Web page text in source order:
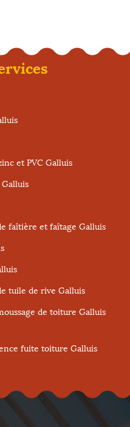
et PVC Galluis
faîtière et faîtage Galluis
tuile de rive Galluis
de toiture Galluis
fuite toiture Galluis